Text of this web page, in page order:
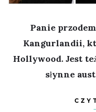
Panie
Kangurlandii,
Hollywood. Jest
słynne